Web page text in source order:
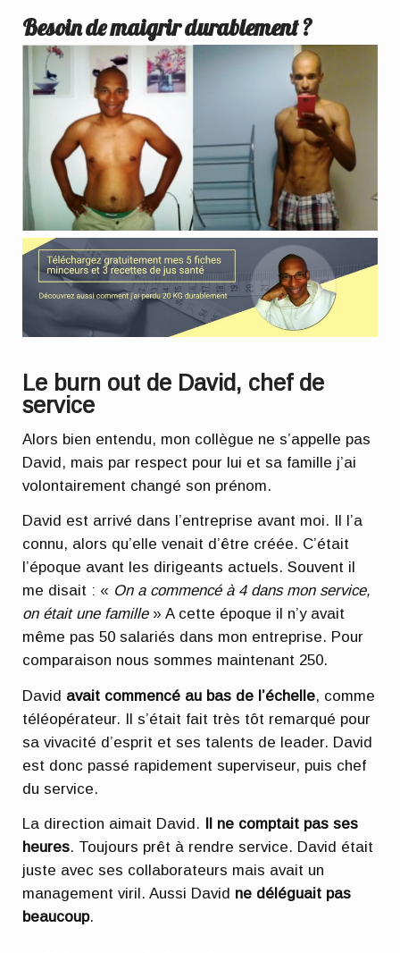
Besoin de maigrir durablement ?
Le burn out de David, chef de
service
Alors bien entendu, mon collègue ne s’appelle pas
David, mais par respect pour lui et sa famille j’ai
volontairement changé son prénom.
David est arrivé dans l’entreprise avant moi. Il l’a
connu, alors qu’elle venait d’être créée. C’était
l’époque avant les dirigeants actuels. Souvent il
me disait : « On a commencé à 4 dans mon service,
on était une famille» A cette époque il n’y avait
même pas 50 salariés dans mon entreprise. Pour
comparaison nous sommes maintenant 250.
David avait commencé au bas de l’échelle, comme
téléopérateur. Il s’était fait très tôt remarqué pour
sa vivacité d’esprit et ses talents de leader. David
est donc passé rapidement superviseur, puis chef
du service.
La direction aimait David.
Il ne comptait pas ses
heures. Toujours prêt à rendre service. David était
juste avec ses collaborateurs mais avait un
management viril. Aussi David ne déléguait pas
beaucoup.